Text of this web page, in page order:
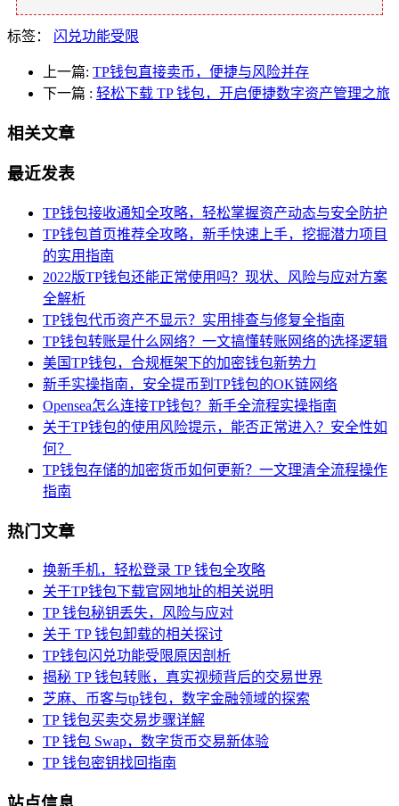
标签： 闪兑功能受限
上一篇: TP钱包直接卖币，便捷与风险并存
下一篇 : 轻松下载 TP 钱包，开启便捷数字资产管理之旅
相关文章
最近发表
TP钱包接收通知全攻略，轻松掌握资产动态与安全防护
TP钱包首页推荐全攻略，新手快速上手，挖掘潜力项目
的实用指南
2022版TP钱包还能正常使用吗？现状、风险与应对方案
全解析
TP钱包代币资产不显示？实用排查与修复全指南
TP钱包转账是什么网络？一文搞懂转账网络的选择逻辑
美国TP钱包，合规框架下的加密钱包新势力
新手实操指南，安全提币到TP钱包的OK链网络
Opensea怎么连接TP钱包？新手全流程实操指南
关于TP钱包的使用风险提示，能否正常进入？安全性如
何？
TP钱包存储的加密货币如何更新？一文理清全流程操作
指南
热门文章
换新手机，轻松登录 TP 钱包全攻略
关于TP钱包下载官网地址的相关说明
TP 钱包秘钥丢失，风险与应对
关于 TP 钱包卸载的相关探讨
TP钱包闪兑功能受限原因剖析
揭秘 TP 钱包转账，真实视频背后的交易世界
芝麻、币客与tp钱包，数字金融领域的探索
TP 钱包买卖交易步骤详解
TP 钱包 Swap，数字货币交易新体验
TP 钱包密钥找回指南